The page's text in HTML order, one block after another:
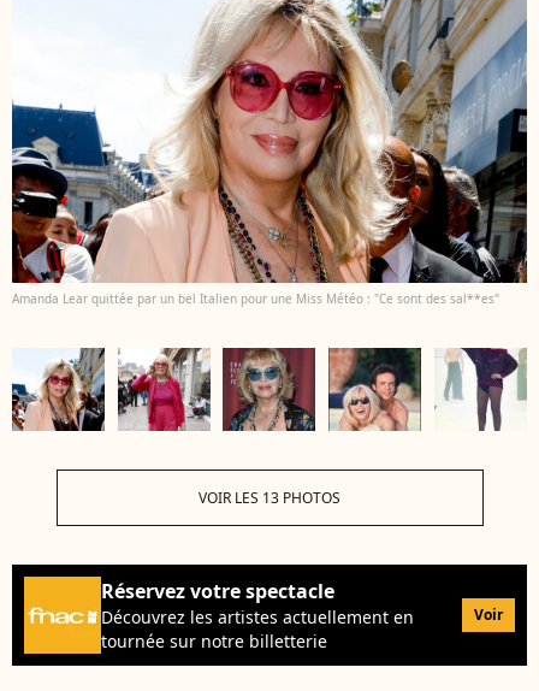
Amanda Lear quittée par un bel Italien pour une Miss Météo : "Ce sont des sal**es"
VOIR LES 13 PHOTOS
Réservez votre spectacle
Découvrez les artistes actuellement en
tournée sur notre billetterie
Voir